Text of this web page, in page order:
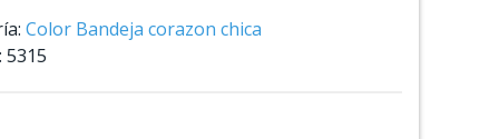
Color Bandeja corazon chica
5315